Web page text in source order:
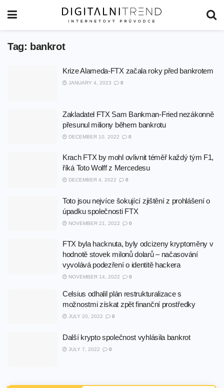
Tag: bankrot
Krize Alameda-FTX začala roky před bankrotem
JANUARY 4, 2023 0
Zakladatel FTX Sam Bankman-Fried nezákonně
přesunul miliony během bankrotu
DECEMBER 10, 2022 0
Krach FTX by mohl ovlivnit téměř každý tým F1,
říká Toto Wolff z Mercedesu
DECEMBER 4, 2022 0
Toto jsou nejvíce šokující zjištění z prohlášení o
úpadku společnosti FTX
NOVEMBER 21, 2022 0
FTX byla hacknuta, byly odcizeny kryptoměny v
hodnotě stovek milonů dolarů – načasování
vyvolává podezření o identitě hackera
NOVEMBER 14, 2022 0
Celsius odhalil plán restrukturalizace s
možnostmi získat zpět finanční prostředky
JULY 20, 2022 0
Další krypto společnost vyhlásila bankrot
JULY 7, 2022 0